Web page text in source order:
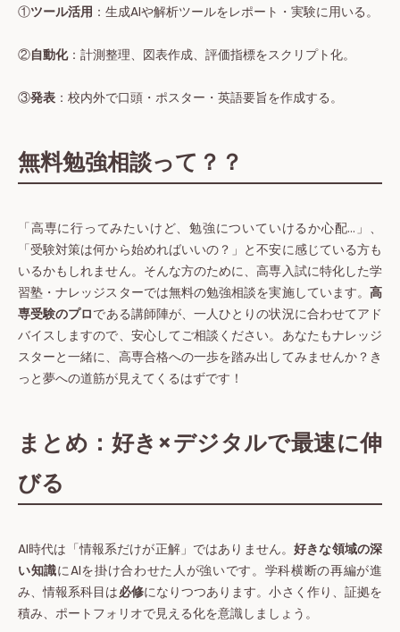
①ツール活用 ：生成AIや解析ツールをレポート・実験に用いる。
②自動化：計測整理、図表作成、評価指標をスクリプト化。
③発表 ：校内外で口頭・ポスター・英語要旨を作成する。
無料勉強相談って？？
「高専に行ってみたいけど、勉強についていけるか心配…」、
「受験対策は何から始めればいいの？」と不安に感じている方も
いるかもしれません。そんな方のために、高専入試に特化した学
習塾・ナレッジスターでは無料の勉強相談を実施しています。 高
専受験のプロである講師陣が、一人ひとりの状況に合わせてアド
バイスしますので、安心してご相談ください。あなたもナレッジ
スターと一緒に、高専合格への一歩を踏み出してみませんか？き
っと夢への道筋が見えてくるはずです！
まとめ：好き×デジタルで最速に伸
びる
AI時代は「情報系だけが正解」ではありません。好きな領域の深
い知識にAIを掛け合わせた人が強いです。学科横断の再編が進
み、情報系科目は必修になりつつあります。小さく作り、証拠を
積み、ポートフォリオで見える化を意識しましょう。